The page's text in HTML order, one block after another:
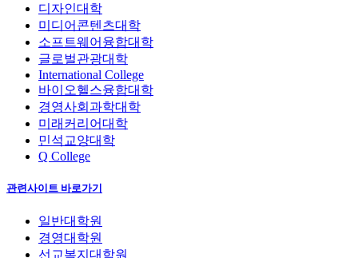
디자인대학
미디어콘텐츠대학
소프트웨어융합대학
글로벌관광대학
International College
바이오헬스융합대학
경영사회과학대학
미래커리어대학
민석교양대학
Q College
관련사이트 바로가기
일반대학원
경영대학원
선교복지대학원